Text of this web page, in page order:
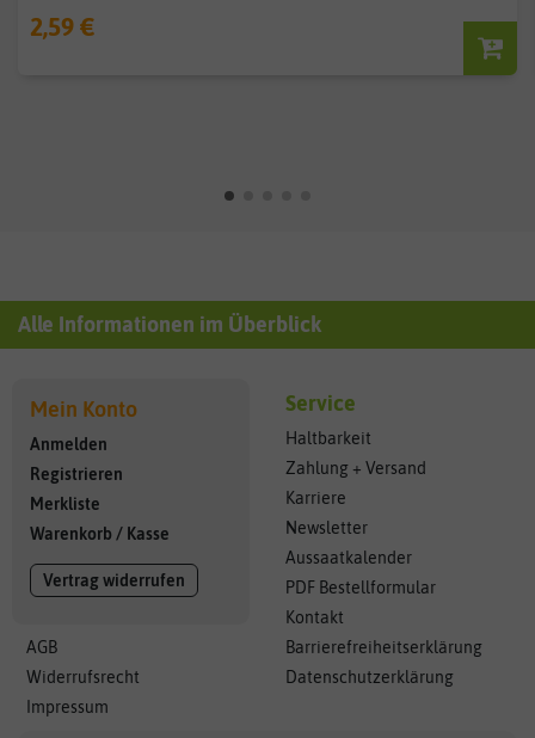
2,59 €
Alle Informationen im Überblick
Mein Konto
Anmelden
Registrieren
Merkliste
Warenkorb / Kasse
Vertrag widerrufen
AGB
Widerrufsrecht
Impressum
Service
Haltbarkeit
Zahlung + Versand
Karriere
Newsletter
Aussaatkalender
PDF Bestellformular
Kontakt
Barrierefreiheitserklärung
Datenschutzerklärung